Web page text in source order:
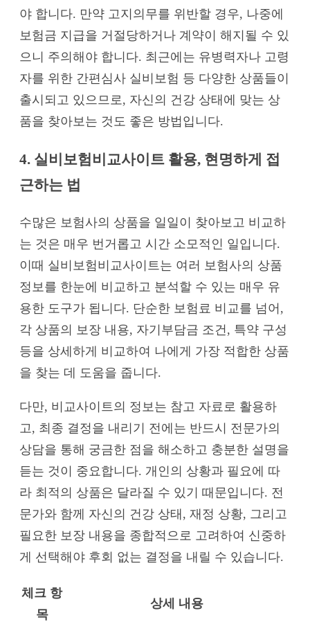
야 합니다. 만약 고지의무를 위반할 경우, 나중에
보험금 지급을 거절당하거나 계약이 해지될 수 있
으니 주의해야 합니다. 최근에는 유병력자나 고령
자를 위한 간편심사 실비보험 등 다양한 상품들이
출시되고 있으므로, 자신의 건강 상태에 맞는 상
품을 찾아보는 것도 좋은 방법입니다.
4. 실비보험비교사이트 활용, 현명하게 접
근하는 법
수많은 보험사의 상품을 일일이 찾아보고 비교하
는 것은 매우 번거롭고 시간 소모적인 일입니다.
이때 실비보험비교사이트는 여러 보험사의 상품
정보를 한눈에 비교하고 분석할 수 있는 매우 유
용한 도구가 됩니다. 단순한 보험료 비교를 넘어,
각 상품의 보장 내용, 자기부담금 조건, 특약 구성
등을 상세하게 비교하여 나에게 가장 적합한 상품
을 찾는 데 도움을 줍니다.
다만, 비교사이트의 정보는 참고 자료로 활용하
고, 최종 결정을 내리기 전에는 반드시 전문가의
상담을 통해 궁금한 점을 해소하고 충분한 설명을
듣는 것이 중요합니다. 개인의 상황과 필요에 따
라 최적의 상품은 달라질 수 있기 때문입니다. 전
문가와 함께 자신의 건강 상태, 재정 상황, 그리고
필요한 보장 내용을 종합적으로 고려하여 신중하
게 선택해야 후회 없는 결정을 내릴 수 있습니다.
체크 항
목
상세 내용